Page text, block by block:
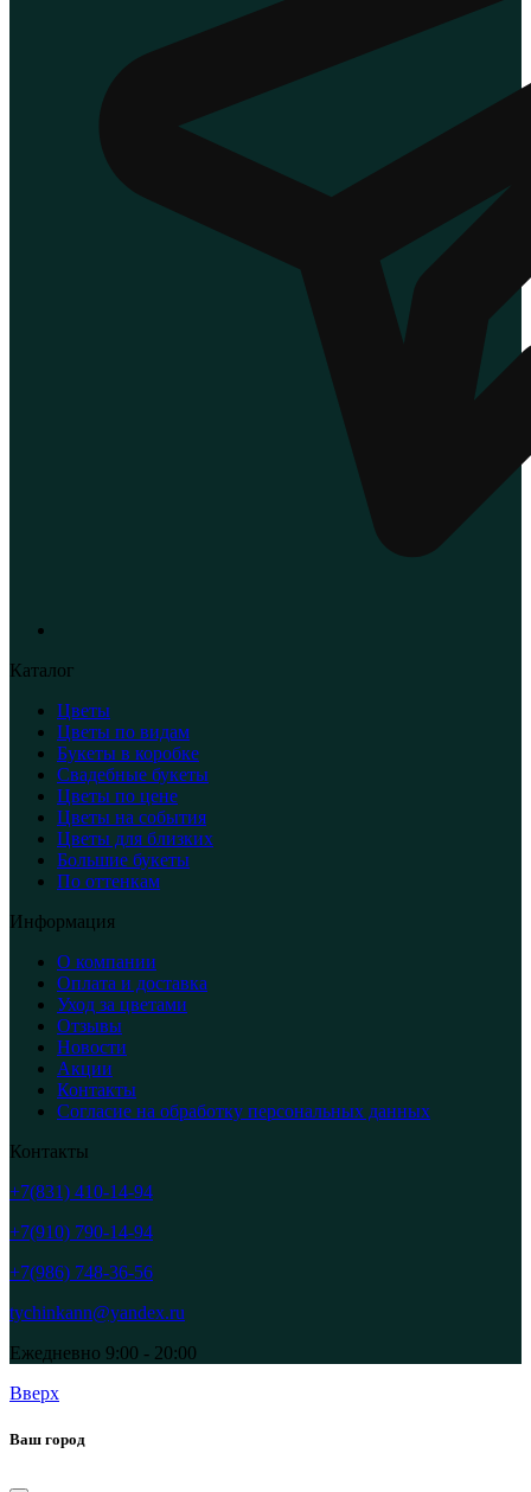
Каталог
Цветы
Цветы по видам
Букеты в коробке
Свадебные букеты
Цветы по цене
Цветы на события
Цветы для близких
Большие букеты
По оттенкам
Информация
О компании
Оплата и доставка
Уход за цветами
Отзывы
Новости
Акции
Контакты
Согласие на обработку персональных данных
Контакты
+7(831) 410-14-94
+7(910) 790-14-94
+7(986) 748-36-56
tychinkann@yandex.ru
Ежедневно 9:00 - 20:00
Вверх
Ваш город